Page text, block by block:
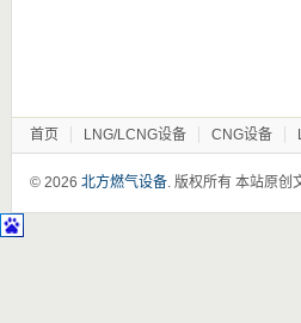
首页 LNG/LCNG设备 CNG设备
© 2026 北方燃气设备. 版权所有 本站原创